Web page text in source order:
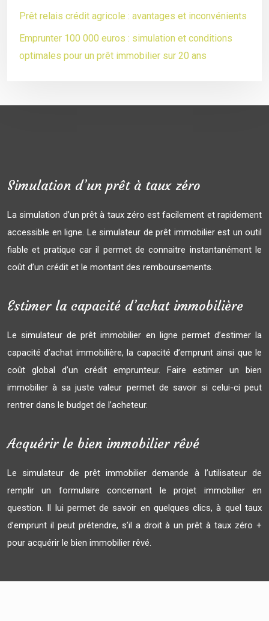
Prêt relais crédit agricole : avantages et inconvénients
Emprunter 100 000 euros : simulation et conditions
optimales pour un prêt immobilier sur 20 ans
Simulation d’un prêt à taux zéro
La simulation d’un prêt à taux zéro est facilement et rapidement
accessible en ligne. Le simulateur de prêt immobilier est un outil
fiable et pratique car il permet de connaitre instantanément le
coût d’un crédit et le montant des remboursements.
Estimer la capacité d’achat immobilière
Le simulateur de prêt immobilier en ligne permet d’estimer la
capacité d’achat immobilière, la capacité d’emprunt ainsi que le
coût global d’un crédit emprunteur. Faire estimer un bien
immobilier à sa juste valeur permet de savoir si celui-ci peut
rentrer dans le budget de l’acheteur.
Acquérir le bien immobilier rêvé
Le simulateur de prêt immobilier demande à l’utilisateur de
remplir un formulaire concernant le projet immobilier en
question. Il lui permet de savoir en quelques clics, à quel taux
d’emprunt il peut prétendre, s’il a droit à un prêt à taux zéro +
pour acquérir le bien immobilier rêvé.